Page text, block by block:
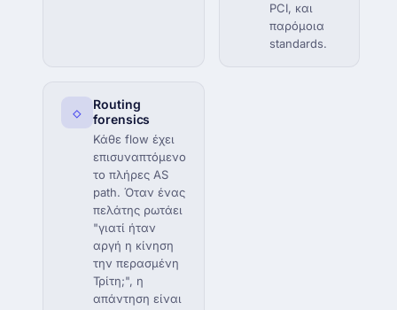
PCI, και
παρόμοια
standards.
◇
Routing
forensics
Κάθε flow έχει
επισυναπτόμενο
το πλήρες AS
path. Όταν ένας
πελάτης ρωτάει
"γιατί ήταν
αργή η κίνηση
την περασμένη
Τρίτη;", η
απάντηση είναι